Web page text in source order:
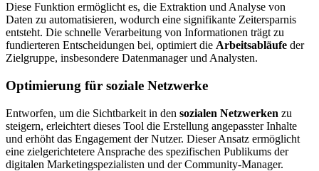
Diese Funktion ermöglicht es, die Extraktion und Analyse von
Daten zu automatisieren, wodurch eine signifikante Zeitersparnis
entsteht. Die schnelle Verarbeitung von Informationen trägt zu
fundierteren Entscheidungen bei, optimiert die Arbeitsabläufe der
Zielgruppe, insbesondere Datenmanager und Analysten.
Optimierung für soziale Netzwerke
Entworfen, um die Sichtbarkeit in den sozialen Netzwerken zu
steigern, erleichtert dieses Tool die Erstellung angepasster Inhalte
und erhöht das Engagement der Nutzer. Dieser Ansatz ermöglicht
eine zielgerichtetere Ansprache des spezifischen Publikums der
digitalen Marketingspezialisten und der Community-Manager.